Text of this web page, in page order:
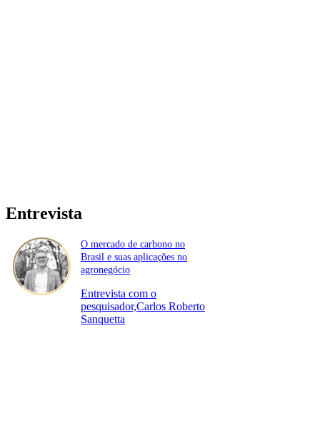
Entrevista
O mercado de carbono no
Brasil e suas aplicações no
agronegócio
Entrevista com o
pesquisador,Carlos Roberto
Sanquetta